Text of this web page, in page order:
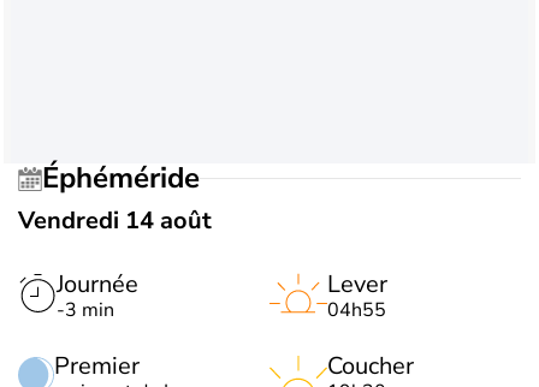
Éphéméride
Vendredi 14 août
Journée
-3 min
Premier
Lever
04h55
Coucher